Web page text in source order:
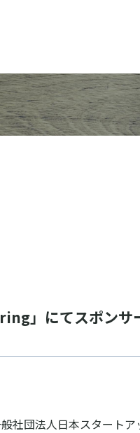
」にてスポンサ
社団法人日本スタート